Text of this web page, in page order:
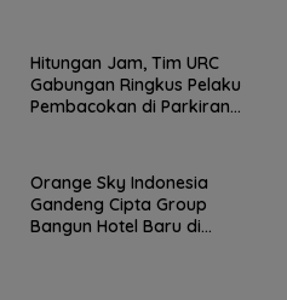
Hitungan Jam, Tim URC
Gabungan Ringkus Pelaku
Pembacokan di Parkiran
Orange Sky Indonesia
Gandeng Cipta Group
Bangun Hotel Baru di